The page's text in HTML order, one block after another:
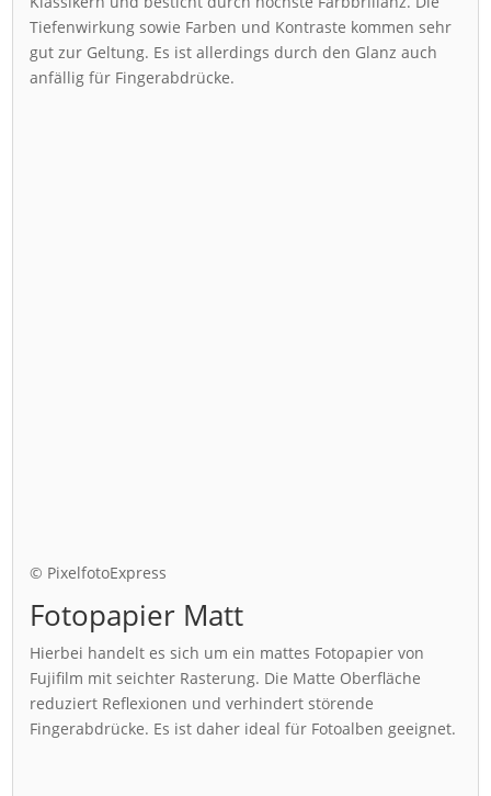
Tiefenwirkung sowie Farben und Kontraste kommen sehr
gut zur Geltung. Es ist allerdings durch den Glanz auch
anfällig für Fingerabdrücke.
© PixelfotoExpress
Fotopapier Matt
Hierbei handelt es sich um ein mattes Fotopapier von
Fujifilm mit seichter Rasterung. Die Matte Oberfläche
reduziert Reflexionen und verhindert störende
Fingerabdrücke. Es ist daher ideal für Fotoalben geeignet.